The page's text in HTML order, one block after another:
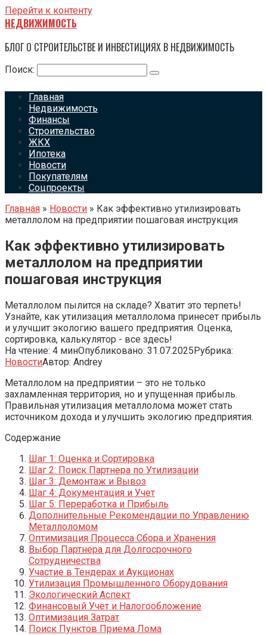
Перейти к контенту
НЕДВИЖИМОСТЬ
БЛОГ О СТРОИТЕЛЬСТВЕ И ИНВЕСТИЦИЯХ В НЕДВИЖИМОСТЬ
Поиск:
Главная
Недвижимость
Финансы
Строительство
ЖКХ
Ипотека
Новости
Покупателям
Соцпроекты
Главная » Новости » Как эффективно утилизировать
металлолом на предприятии пошаговая инструкция
Как эффективно утилизировать
металлолом на предприятии
пошаговая инструкция
Металлолом пылится на складе? Хватит это терпеть!
Узнайте, как утилизация металлолома принесет прибыль
и улучшит экологию вашего предприятия. Оценка,
сортировка, калькулятор - все здесь!
На чтение: 4 минОпубликовано: 31.07.2025Рубрика:
НовостиАвтор: Andrey
Металлолом на предприятии – это не только
захламленная территория‚ но и упущенная прибыль.
Правильная утилизация металлолома может стать
источником дохода и улучшить экологию предприятия.
Содержание
Шаг 1: Оценка и Сортировка
Шаг 2: Поиск Партнера по Утилизации
Шаг 3: Демонтаж и Вывоз
Шаг 4: Документация и Учет
Шаг 5: Переработка и Прибыль
Дополнительные Рекомендации по Управлению
Металлоломом
Оптимизация Процесса Сбора и Хранения
Выбор Партнера для Долгосрочного
Сотрудничества
Участие в Тендерах и Аукционах
Утилизация Промышленного Оборудования
Экологический Аспект
Финансовый Учет и Налогообложение
Оптимизация Затрат
Поиск Пунктов Приема Лома